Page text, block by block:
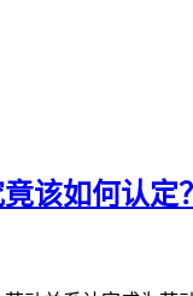
该如何认定？